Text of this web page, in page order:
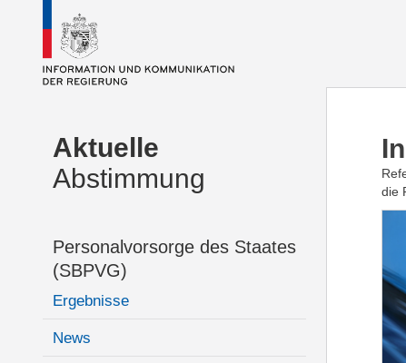
Aktuelle
Abstimmung
Personalvorsorge des Staates
(SBPVG)
Ergebnisse
News
die